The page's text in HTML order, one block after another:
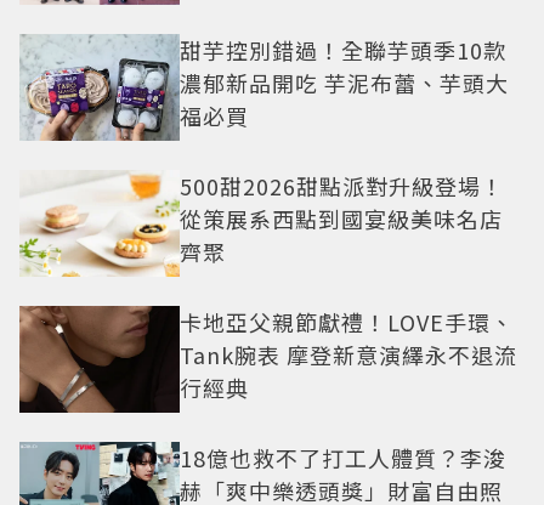
甜芋控別錯過！全聯芋頭季10款
濃郁新品開吃 芋泥布蕾、芋頭大
福必買
500甜2026甜點派對升級登場！
從策展系西點到國宴級美味名店
齊聚
卡地亞父親節獻禮！LOVE手環、
Tank腕表 摩登新意演繹永不退流
行經典
18億也救不了打工人體質？李浚
赫「爽中樂透頭獎」財富自由照